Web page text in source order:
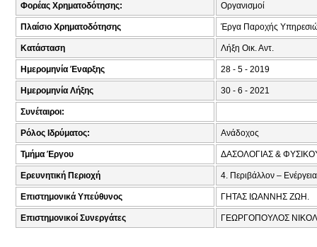
Φορέας Χρηματοδότησης: Οργανισμοί
Πλαίσιο Χρηματοδότησης Έργα Παροχής
Κατάσταση Λήξη Οικ. Αντ.
Ημερομηνία Έναρξης 28 - 5 - 2019
Ημερομηνία Λήξης 30 - 6 - 2021
Συνέταιροι:
Ρόλος Ιδρύματος: Ανάδοχος
Τμήμα Έργου ΔΑΣΟΛΟΓΙΑΣ &
Ερευνητική Περιοχή 4. Περιβάλλον – Ενέργεια
Επιστημονικά Υπεύθυνος ΓΗΤΑΣ ΙΩΑΝΝΗΣ ΖΩΗ.
Επιστημονικοί Συνεργάτες ΓΕΩΡΓΟΠΟΥΛΟΣ